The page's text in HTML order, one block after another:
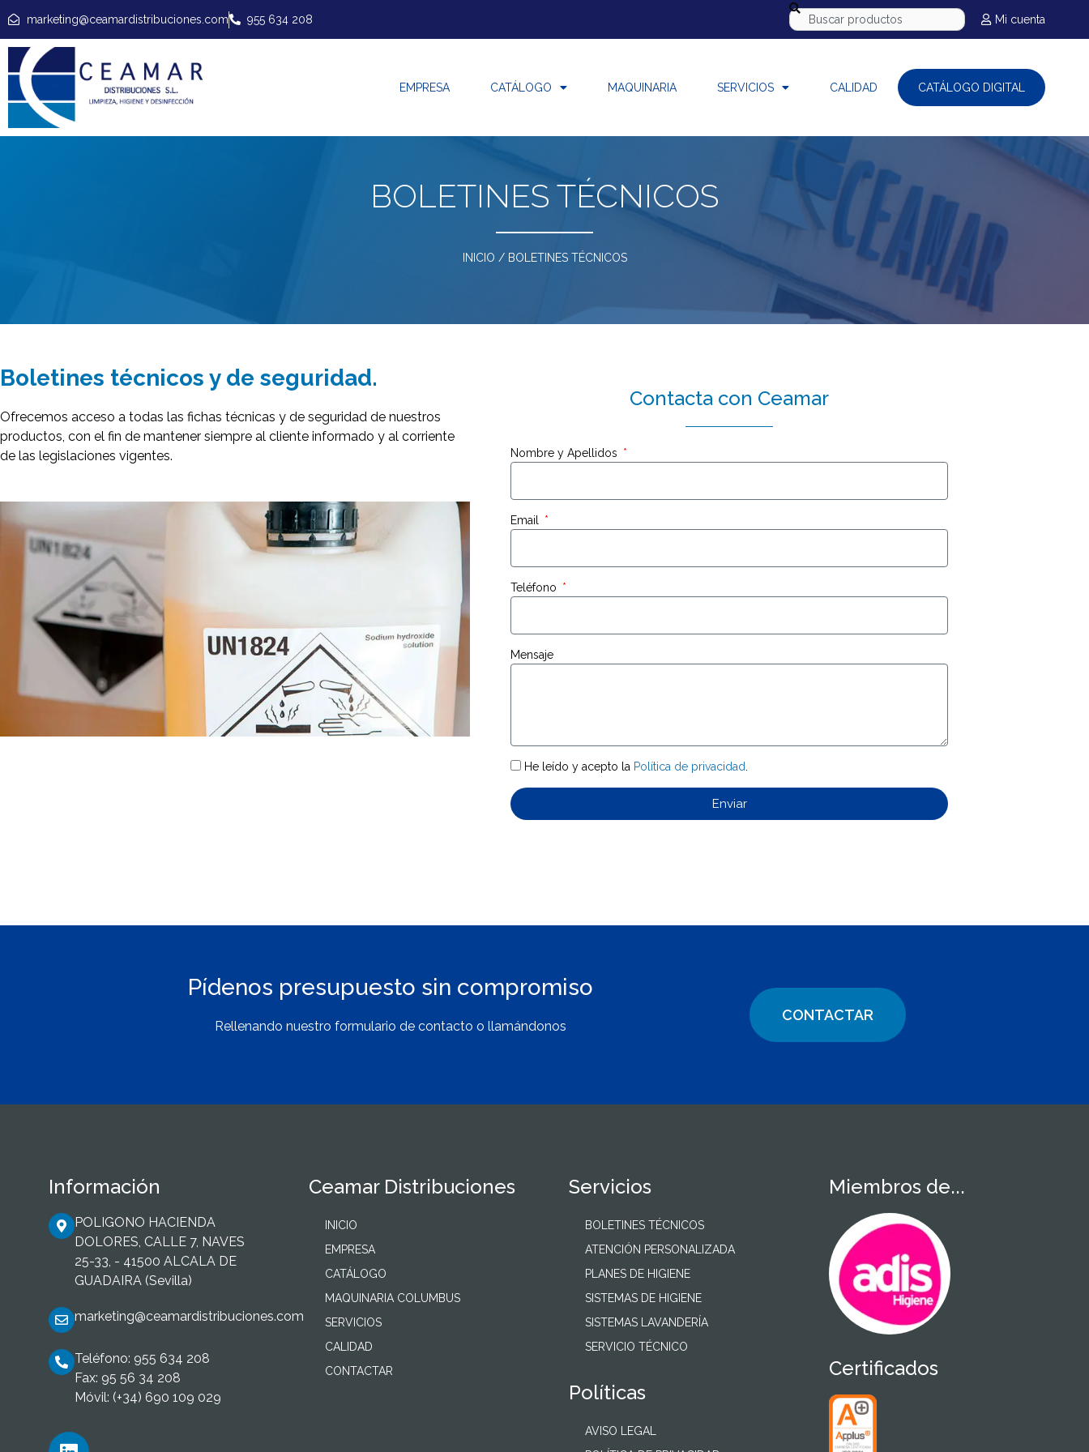
marketing@ceamardistribuciones.com 955 634 208 Mi cuenta
EMPRESA CATÁLOGO MAQUINARIA SERVICIOS CALIDAD CATÁLOGO DIGITAL
BOLETINES TÉCNICOS
INICIO / BOLETINES TÉCNICOS
Boletines técnicos y de seguridad.
Ofrecemos acceso a todas las fichas técnicas y de seguridad de nuestros
productos, con el fin de mantener siempre al cliente informado y al corriente
de las legislaciones vigentes.
Contacta con Ceamar
Nombre y Apellidos
Email
Teléfono
Mensaje
He leído y acepto la Política de privacidad
Enviar
Pídenos presupuesto sin compromiso
Rellenando nuestro formulario de contacto o llamándonos
CONTACTAR
Información
POLIGONO HACIENDA
DOLORES, CALLE 7, NAVES
25-33, - 41500 ALCALA DE
GUADAIRA (Sevilla)
marketing@ceamardistribuciones.com
Teléfono: 955 634 208
Fax: 95 56 34 208
Móvil: (+34) 690 109 029
Ceamar Distribuciones
INICIO
EMPRESA
CATÁLOGO
MAQUINARIA COLUMBUS
SERVICIOS
CALIDAD
CONTACTAR
Servicios
BOLETINES TÉCNICOS
ATENCIÓN PERSONALIZADA
PLANES DE HIGIENE
SISTEMAS DE HIGIENE
SISTEMAS LAVANDERÍA
SERVICIO TÉCNICO
Políticas
AVISO LEGAL
Miembros de...
Certificados